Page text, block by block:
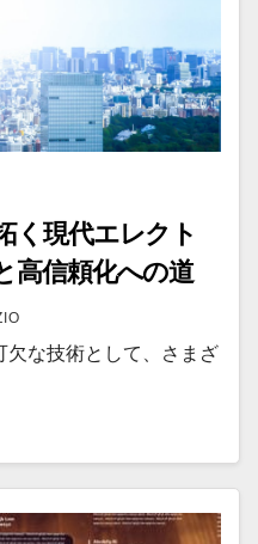
く現代エレクト
高信頼化への道
欠な技術として、さまざ